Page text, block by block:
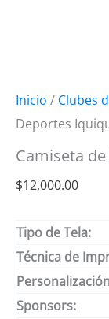
Inicio / Clubes
Deportes
Camiseta
$12,000.00
Tipo de Tela:
Técnica de
Sponsors: